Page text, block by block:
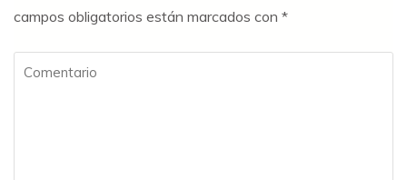
campos obligatorios están marcados con *
Comentario